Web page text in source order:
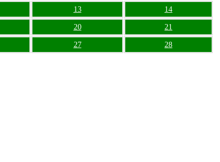
13 14
20 21
27 28